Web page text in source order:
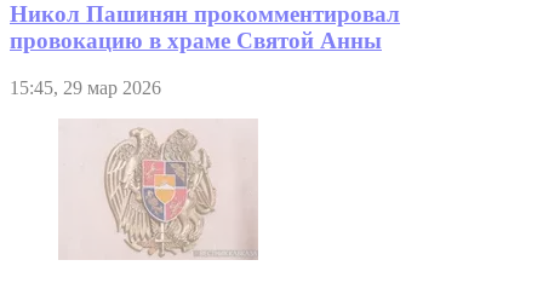
Никол Пашинян прокомментировал
провокацию в храме Святой Анны
15:45, 29 мар 2026